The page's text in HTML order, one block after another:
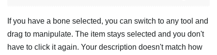
If you have a bone selected, you can switch to any tool and
drag to manipulate. The item stays selected and you don't
have to click it again. Your description doesn't match how